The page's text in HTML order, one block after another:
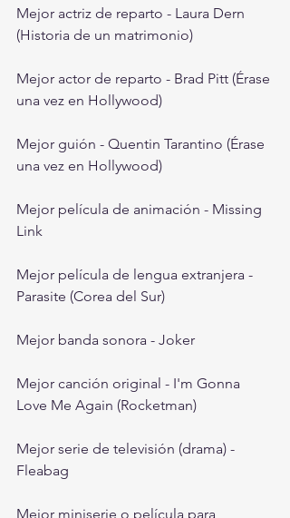
Mejor actriz de reparto - Laura Dern
(Historia de un matrimonio)
Mejor actor de reparto - Brad Pitt (Érase
una vez en Hollywood)
Mejor guión - Quentin Tarantino (Érase
una vez en Hollywood)
Mejor película de animación - Missing
Link
Mejor película de lengua extranjera -
Parasite (Corea del Sur)
Mejor banda sonora - Joker
Mejor canción original - I'm Gonna
Love Me Again (Rocketman)
Mejor serie de televisión (drama) -
Fleabag
Mejor miniserie o película para